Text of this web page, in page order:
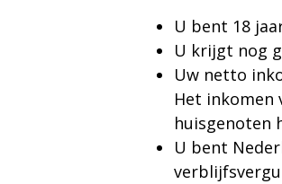
U bent 18
U krijgt nog
Uw netto
Het inkomen
huisgenoten
U bent